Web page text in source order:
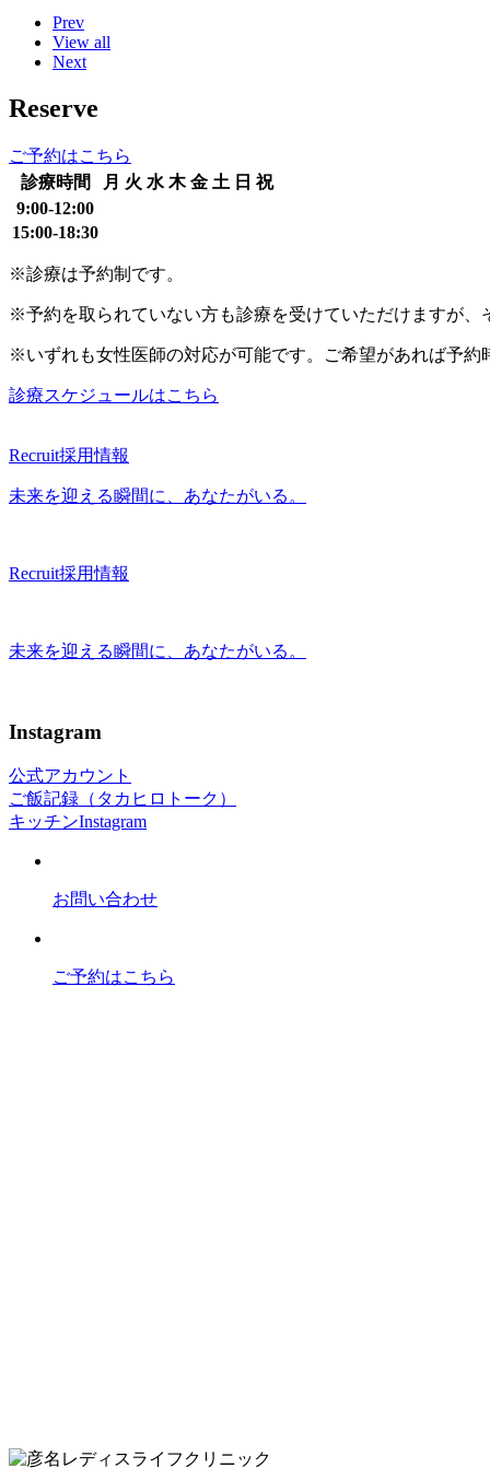
Prev
View all
Next
Reserve
ご予約はこちら
診療時間
月 火 水 木 金 土 日 祝
9:00-12:00
15:00-18:30
※診療は予約制です。
※予約を取られていない方も診療を受けていただけますが
※いずれも女性医師の対応が可能です。ご希望があれば予約
診療スケジュールはこちら
Recruit採用情報
未来を迎える瞬間に、あなたがいる。
Recruit採用情報
未来を迎える瞬間に、あなたがいる。
Instagram
公式アカウント
ご飯記録（タカヒロトーク）
キッチンInstagram
お問い合わせ
ご予約はこちら